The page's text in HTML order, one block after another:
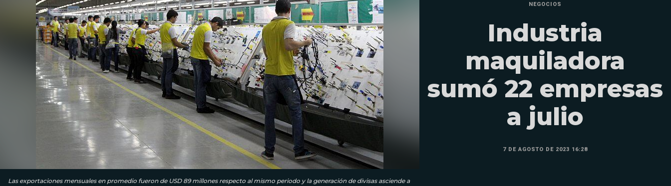
Las exportaciones mensuales en promedio fueron de USD 89 millones respecto al mismo periodo y la generación de divisas asciende a
NEGOCIOS
Industria
maquiladora
sumó 22 empresas
a julio
7 DE AGOSTO DE 2023 16:28